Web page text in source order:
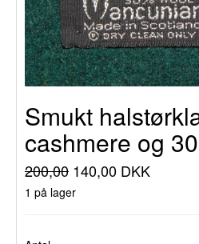
Smukt
cashmere og
200,00 140,00 DKK
1 på lager